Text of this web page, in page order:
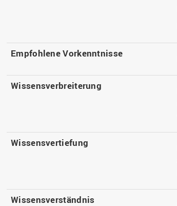
Empfohlene Vorkenntnisse
Wissensverbreiterung
Wissensvertiefung
Wissensverständnis